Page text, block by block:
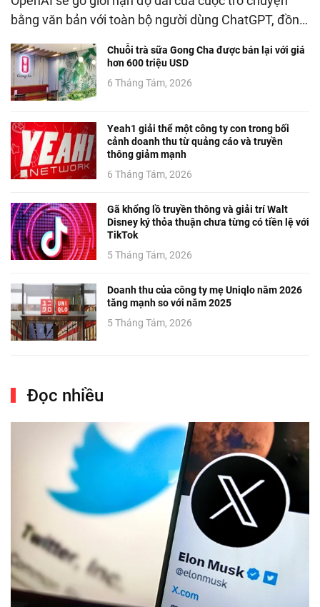
bằng văn bản với toàn bộ người dùng ChatGPT, đồn…
Chuỗi trà sữa Gong Cha được bán lại với giá
hơn 600 triệu USD
6 Tháng Tám, 2026
Yeah1 giải thể một công ty con trong bối
cảnh doanh thu từ quảng cáo và truyền
thông giảm mạnh
6 Tháng Tám, 2026
Gã khổng lồ truyền thông và giải trí Walt
Disney ký thỏa thuận chưa từng có tiền lệ với
TikTok
5 Tháng Tám, 2026
Doanh thu của công ty mẹ Uniqlo năm 2026
tăng mạnh so với năm 2025
5 Tháng Tám, 2026
Đọc nhiều